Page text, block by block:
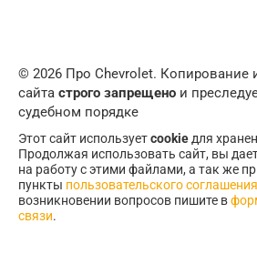
© 2026 Про Chevrolet. Копирование
сайта строго запрещено и
судебном порядке
Этот сайт используетcookie для
Продолжая использовать сайт, вы
на работу с этими файлами, а так же
пункты пользовательского соглашения
возникновении вопросов пишите в
связи.